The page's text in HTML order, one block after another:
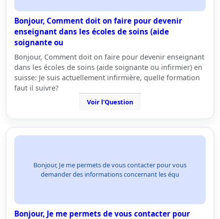
Bonjour, Comment doit on faire pour devenir
enseignant dans les écoles de soins (aide
soignante ou
Bonjour, Comment doit on faire pour devenir enseignant
dans les écoles de soins (aide soignante ou infirmier) en
suisse: Je suis actuellement infirmière, quelle formation
faut il suivre?
Voir l'Question
Bonjour, Je me permets de vous contacter pour vous
demander des informations concernant les équ
Bonjour, Je me permets de vous contacter pour